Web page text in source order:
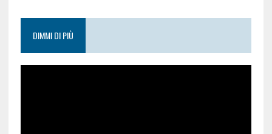
DIMMI DI PIÙ